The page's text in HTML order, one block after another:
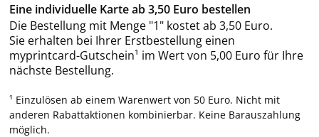
Eine individuelle Karte ab 3,50 Euro bestellen
Die Bestellung mit Menge "1" kostet ab 3,50 Euro.
Sie erhalten bei Ihrer Erstbestellung einen
myprintcard-Gutschein¹ im Wert von 5,00 Euro für Ihre
nächste Bestellung.
¹ Einzulösen ab einem Warenwert von 50 Euro. Nicht mit
anderen Rabattaktionen kombinierbar. Keine Barauszahlung
möglich.